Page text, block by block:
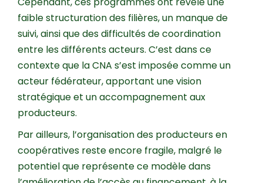
faible structuration des filières, un manque de
suivi, ainsi que des difficultés de coordination
entre les différents acteurs. C’est dans ce
contexte que la CNA s’est imposée comme un
acteur fédérateur, apportant une vision
stratégique et un accompagnement aux
producteurs.
Par ailleurs, l’organisation des producteurs en
coopératives reste encore fragile, malgré le
potentiel que représente ce modèle dans